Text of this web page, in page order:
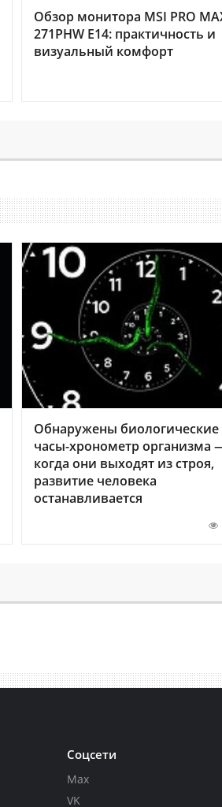
Обзор монитора MSI PRO
271PHW E14: практичность и
визуальный комфорт
Обнаружены биологические
часы-хронометр организма
когда они выходят из строя,
развитие человека
останавливается
Соцсети
Max
VK